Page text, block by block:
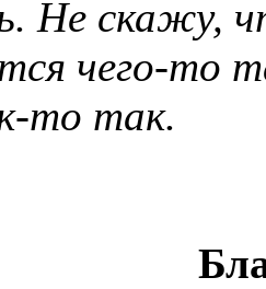
Не скажу,
чего-то
то так.